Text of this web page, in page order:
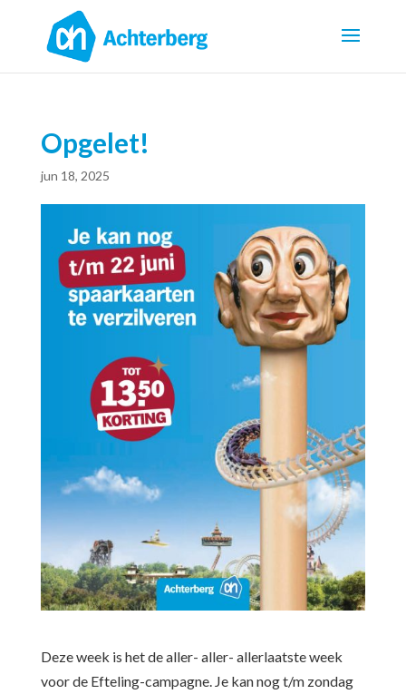
Opgelet!
jun 18, 2025
Deze week is het de aller- aller- allerlaatste week
voor de Efteling-campagne. Je kan nog t/m zondag